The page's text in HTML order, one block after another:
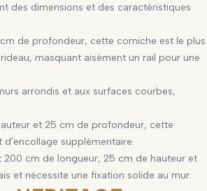
des dimensions et des caractéristiques
de profondeur, cette corniche est le plus
masquant aisément un rail pour une
arrondis et aux surfaces courbes,
et 25 cm de profondeur, cette
supplémentaire.
200 cm de longueur, 25 cm de hauteur et
et nécessite une fixation solide au mur.